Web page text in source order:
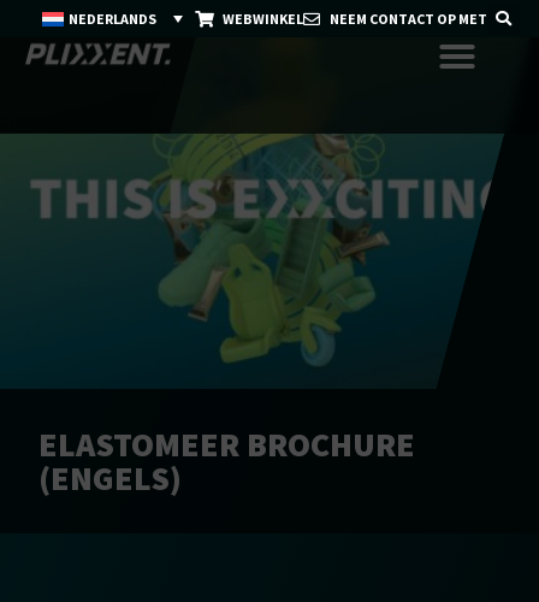
NEDERLANDS WEBWINKEL NEEM CONTACT OP MET
ELASTOMEER BROCHURE
(ENGELS)